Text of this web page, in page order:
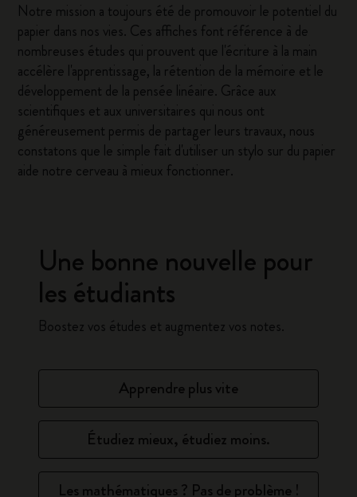
Notre mission a toujours été de promouvoir le potentiel du
papier dans nos vies. Ces affiches font référence à de
nombreuses études qui prouvent que l'écriture à la main
accélère l'apprentissage, la rétention de la mémoire et le
développement de la pensée linéaire. Grâce aux
scientifiques et aux universitaires qui nous ont
généreusement permis de partager leurs travaux, nous
constatons que le simple fait d'utiliser un stylo sur du papier
aide notre cerveau à mieux fonctionner.
Une bonne nouvelle pour
les étudiants
Boostez vos études et augmentez vos notes.
Apprendre plus vite
Étudiez mieux, étudiez moins.
Les mathématiques ? Pas de problème !